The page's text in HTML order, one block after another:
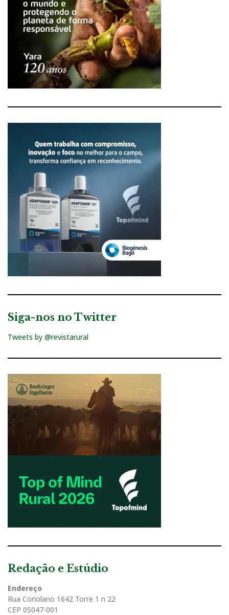
Siga-nos no Twitter
Tweets by @revistarural
Redação e Estúdio
Endereço
Rua Coriolano 1642 Torre 1 n 22
CEP 05047-001